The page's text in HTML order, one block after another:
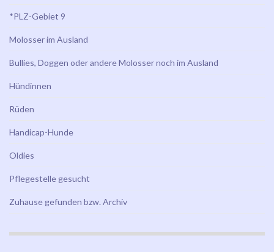
*PLZ-Gebiet 9
Molosser im Ausland
Bullies, Doggen oder andere Molosser noch im Ausland
Hündinnen
Rüden
Handicap-Hunde
Oldies
Pflegestelle gesucht
Zuhause gefunden bzw. Archiv